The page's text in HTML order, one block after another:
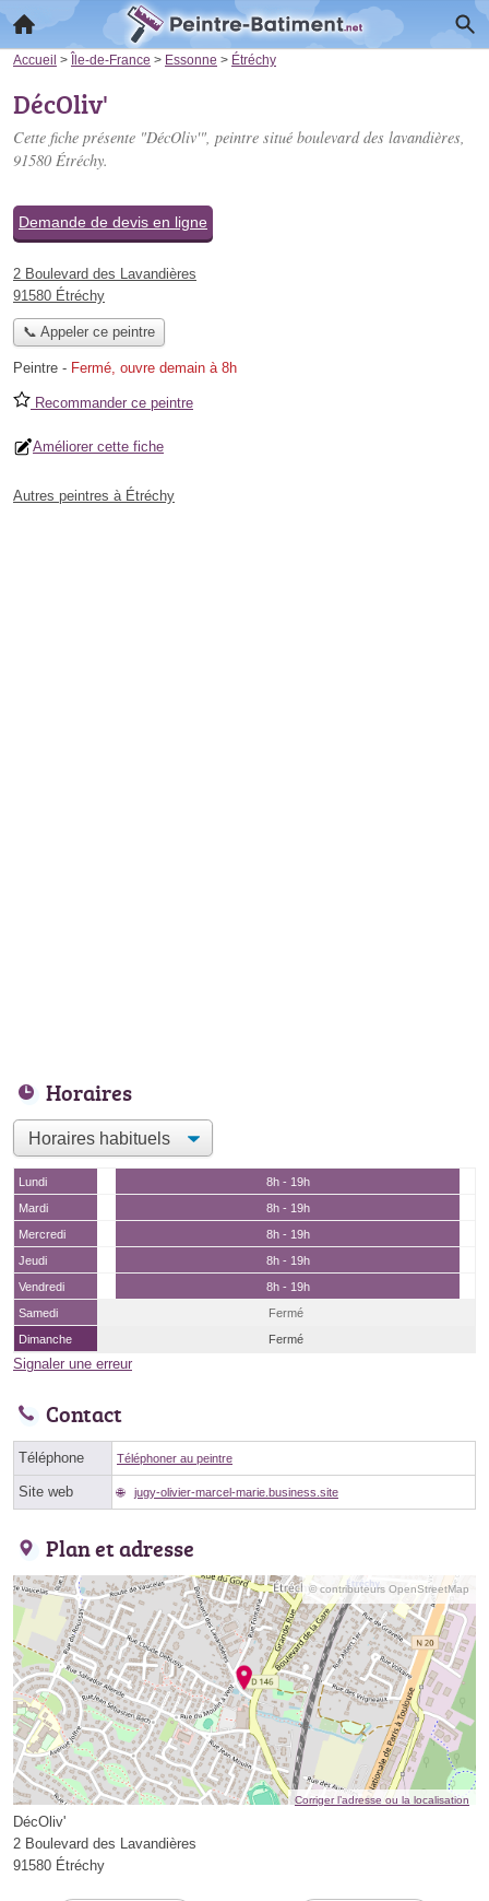
Accueil > Île-de-France > Essonne > Étréchy
DécOliv'
Cette fiche présente "DécOliv'", peintre situé boulevard des lavandières,
91580 Étréchy.
Demande de devis en ligne
2 Boulevard des Lavandières
91580 Étréchy
📞 Appeler ce peintre
Peintre - Fermé, ouvre demain à 8h
Recommander ce peintre
Améliorer cette fiche
Autres peintres à Étréchy
Horaires
Lundi
8h - 19h
Mardi
8h - 19h
Mercredi
8h - 19h
Jeudi
8h - 19h
Vendredi
8h - 19h
Samedi
Fermé
Dimanche
Fermé
Signaler une erreur
Contact
Téléphone Téléphoner au peintre
Site web jugy-olivier-marcel-marie.business.site
Plan et adresse
© contributeurs OpenStreetMap
Corriger l’adresse ou la localisation
DécOliv'
2 Boulevard des Lavandières
91580 Étréchy